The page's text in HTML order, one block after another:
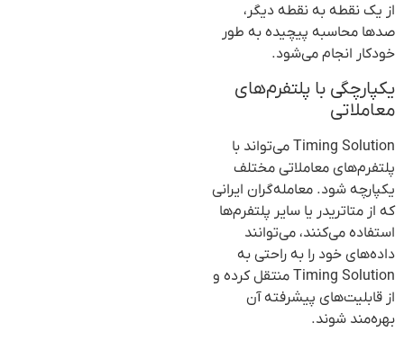
از یک نقطه به نقطه دیگر،
صدها محاسبه پیچیده به طور
خودکار انجام می‌شود.
یکپارچگی با پلتفرم‌های
معاملاتی
Timing Solution می‌تواند با
پلتفرم‌های معاملاتی مختلف
یکپارچه شود. معامله‌گران ایرانی
که از متاتریدر یا سایر پلتفرم‌ها
استفاده می‌کنند، می‌توانند
داده‌های خود را به راحتی به
Timing Solution منتقل کرده و
از قابلیت‌های پیشرفته آن
بهره‌مند شوند.